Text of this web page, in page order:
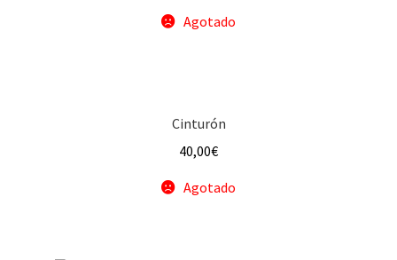
Agotado
Cinturón
40,00€
Agotado